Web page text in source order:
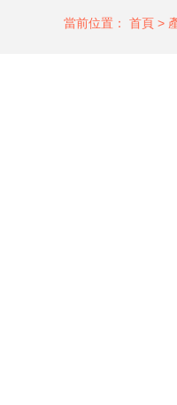
當前位置： 首頁 >